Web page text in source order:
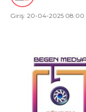
Giriş: 20-04-2025 08:00